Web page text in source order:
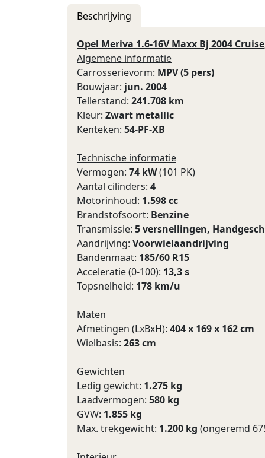
Beschrijving
Opel Meriva 1.6-16V Maxx Bj 2004
Algemene informatie
Carrosserievorm: MPV (5 pers)
Bouwjaar: jun. 2004
Tellerstand: 241.708 km
Kleur: Zwart metallic
Kenteken: 54-PF-XB
Technische informatie
Vermogen: 74 kW(101 PK)
Aantal cilinders: 4
Motorinhoud: 1.598 cc
Brandstofsoort: Benzine
Transmissie: 5 versnellingen,
Aandrijving: Voorwielaandrijving
Bandenmaat: 185/60 R15
Acceleratie (0-100): 13,3 s
Topsnelheid: 178 km/u
Maten
Afmetingen (LxBxH): 404 x 169 x 162 cm
Wielbasis: 263 cm
Gewichten
Ledig gewicht: 1.275 kg
Laadvermogen: 580 kg
GVW: 1.855 kg
Max. trekgewicht: 1.200 kg (ongeremd